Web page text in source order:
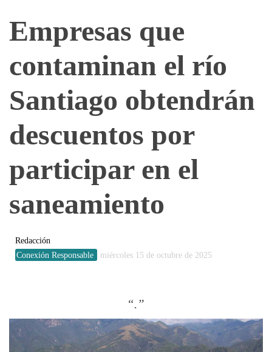
Empresas que
contaminan el río
Santiago obtendrán
descuentos por
participar en el
saneamiento
Redacción
Conexión Responsable
miércoles 15 de octubre de 2025
.